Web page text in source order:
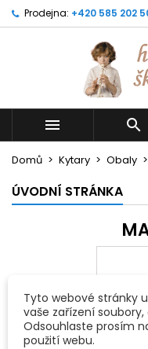
Prodejna: +420 585 202
 
Domů Kytary Obaly
ÚVODNÍ STRÁNKA
Tyto webové stránky
vaše zařízení
Odsouhlaste prosím
použití webu.